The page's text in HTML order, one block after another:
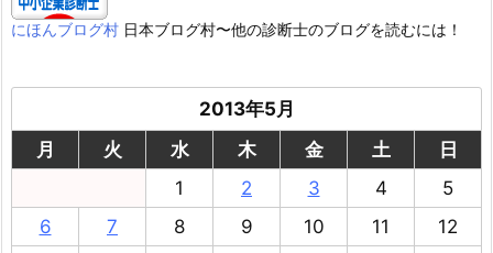
にほんブログ村 日本ブログ村〜他の診断士のブログを読むには！
2013年5月
月
火 水 木 金 土
日
1
2 3 4
5
6
7 8 9 10 11
12